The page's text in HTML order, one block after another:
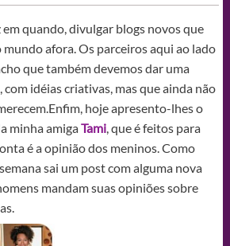
em quando, divulgar blogs novos que
afora. Os parceiros aqui ao lado
que também devemos dar uma
com idéias criativas, mas que ainda não
hoje apresento-lhes o
minha amigaTami, que é feitos para
é a opinião dos meninos. Como
sai um post com alguma nova
mandam suas opiniões sobre